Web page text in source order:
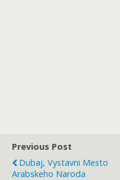
Previous Post
Dubaj, Vystavni Mesto
Arabskeho Naroda